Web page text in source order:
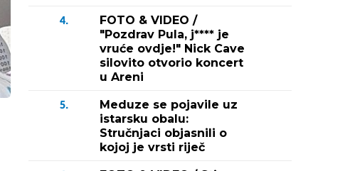
4.
FOTO & VIDEO /
"Pozdrav Pula, j**** je
vruće ovdje!" Nick Cave
silovito otvorio koncert
u Areni
5.
Meduze se pojavile uz
istarsku obalu:
Stručnjaci objasnili o
kojoj je vrsti riječ